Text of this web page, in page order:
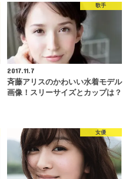
歌手
2017.11.7
斉藤アリスのかわいい水着モデル
画像！スリーサイズとカップは？
女優